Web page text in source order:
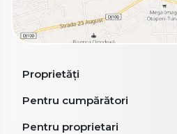
Proprietăți
Pentru cumpărători
Pentru proprietari